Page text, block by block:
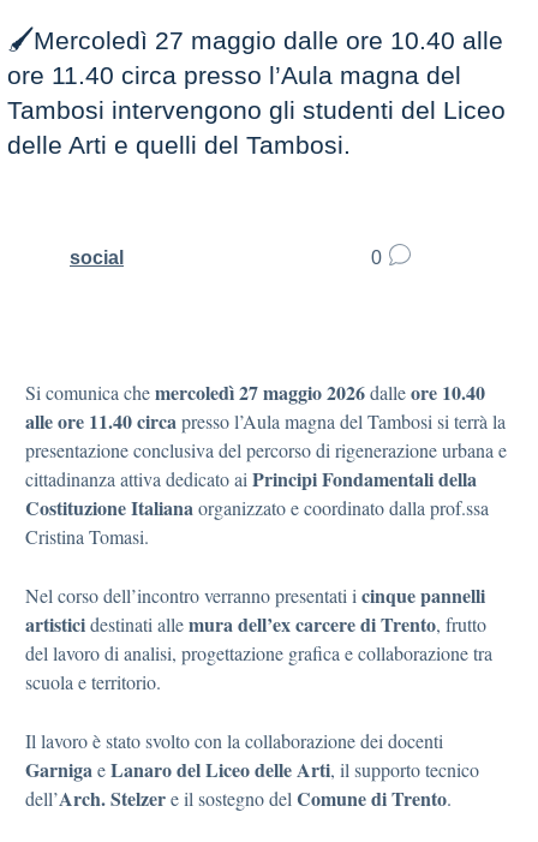
🖌️Mercoledì 27 maggio dalle ore 10.40 alle
ore 11.40 circa presso l’Aula magna del
Tambosi intervengono gli studenti del Liceo
delle Arti e quelli del Tambosi.
social 0
Si comunica chemercoledì 27 maggio 2026dalleore 10.40
alle ore 11.40 circapresso l’Aula magna del Tambosi si terrà la
presentazione conclusiva del percorso di rigenerazione urbana e
cittadinanza attiva dedicato ai Principi Fondamentali della
Costituzione Italianaorganizzato e coordinato dalla prof.ssa
Cristina Tomasi.
Nel corso dell’incontro verranno presentati i cinque pannelli
artisticidestinati allemura dell’ex carcere di Trento, frutto
del lavoro di analisi, progettazione grafica e collaborazione tra
scuola e territorio.
Il lavoro è stato svolto con la collaborazione dei docenti
GarnigaeLanaro del Liceo delle Arti, il supporto tecnico
dell’Arch. Stelzere il sostegno del Comune di Trento.